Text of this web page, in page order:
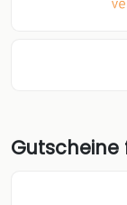
Gutscheine